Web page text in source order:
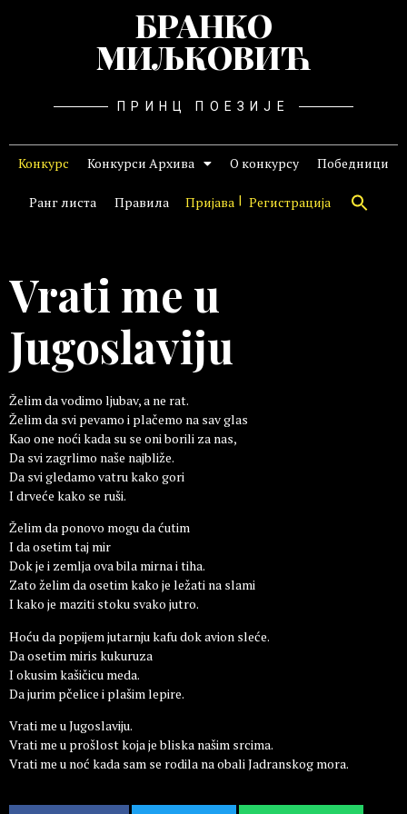
БРАНКО
МИЉКОВИЋ
ПРИНЦ ПОЕЗИЈЕ
Конкурс Конкурси Архива О конкурсу Победници
Ранг листа Правила Пријава Регистрација
Vrati me u
Jugoslaviju
Želim da vodimo ljubav, a ne rat.
Želim da svi pevamo i plačemo na sav glas
Kao one noći kada su se oni borili za nas,
Da svi zagrlimo naše najbliže.
Da svi gledamo vatru kako gori
I drveće kako se ruši.
Želim da ponovo mogu da ćutim
I da osetim taj mir
Dok je i zemlja ova bila mirna i tiha.
Zato želim da osetim kako je ležati na slami
I kako je maziti stoku svako jutro.
Hoću da popijem jutarnju kafu dok avion sleće.
Da osetim miris kukuruza
I okusim kašičicu meda.
Da jurim pčelice i plašim lepire.
Vrati me u Jugoslaviju.
Vrati me u prošlost koja je bliska našim srcima.
Vrati me u noć kada sam se rodila na obali Jadranskog mora.